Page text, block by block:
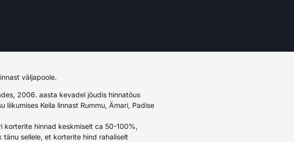
väljapoole.
2006. aasta kevadel jõudis hinnatõus
Keila linnast Rummu, Ämari, Padise
korterite hinnad keskmiselt ca 50-100%,
sellele, et korterite hind rahaliselt